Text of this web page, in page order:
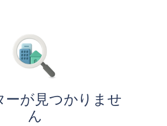
ーが見つかりませ
ん